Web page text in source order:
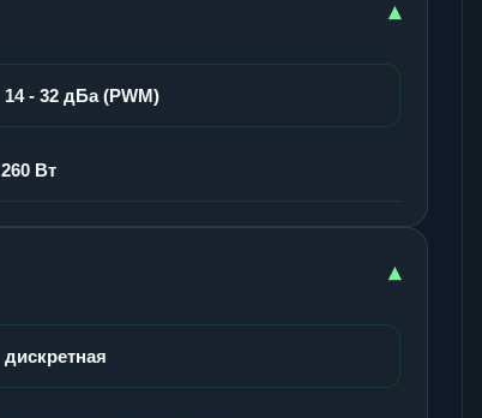
▾
14 - 32 дБа (PWM)
260 Вт
▾
дискретная